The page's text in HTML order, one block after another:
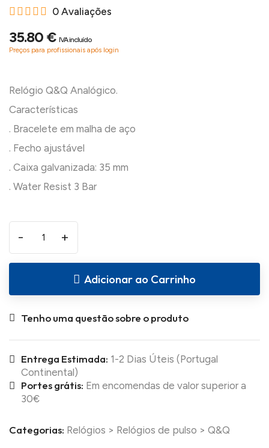
0 Avaliações
35.80 € IVA incluído
Preços para profissionais após login
Relógio Q&Q Analógico.
Características
. Bracelete em malha de aço
. Fecho ajustável
. Caixa galvanizada: 35 mm
- +
Adicionar ao Carrinho
Tenho uma questão sobre o produto
Entrega Estimada: 1-2 Dias Úteis (Portugal
Continental)
Portes grátis: Em encomendas de valor superior a
30€
Categorias: Relógios > Relógios de pulso > Q&Q